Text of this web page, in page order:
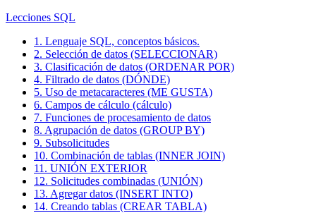
Lecciones SQL
1. Lenguaje SQL, conceptos básicos.
2. Selección de datos (SELECCIONAR)
3. Clasificación de datos (ORDENAR POR)
4. Filtrado de datos (DÓNDE)
5. Uso de metacaracteres (ME GUSTA)
6. Campos de cálculo (cálculo)
7. Funciones de procesamiento de datos
8. Agrupación de datos (GROUP BY)
9. Subsolicitudes
10. Combinación de tablas (INNER JOIN)
11. UNIÓN EXTERIOR
12. Solicitudes combinadas (UNIÓN)
13. Agregar datos (INSERT INTO)
14. Creando tablas (CREAR TABLA)